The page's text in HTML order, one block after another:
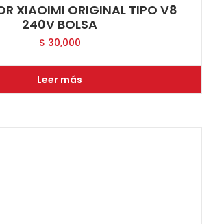
XIAOIMI ORIGINAL TIPO V8
240V BOLSA
$ 30,000
Leer más